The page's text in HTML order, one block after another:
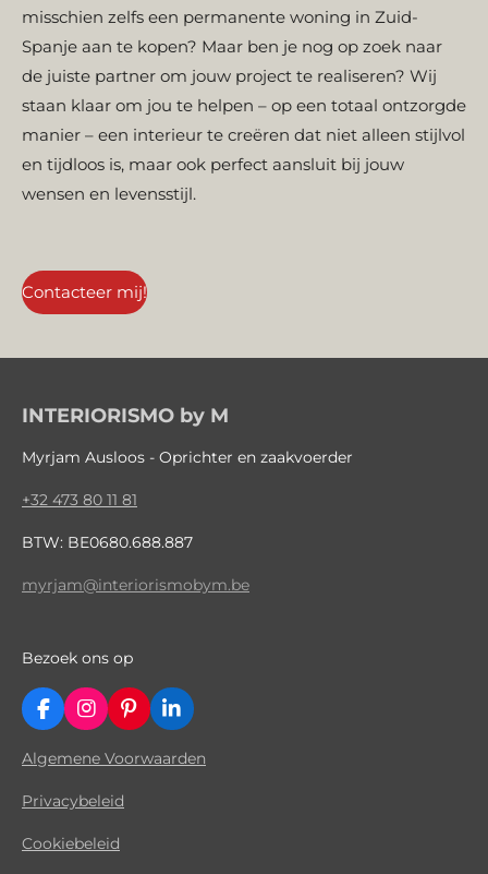
misschien zelfs een permanente woning in Zuid-
Spanje aan te kopen? Maar ben je nog op zoek naar
de juiste partner om jouw project te realiseren? Wij
staan klaar om jou te helpen – op een totaal ontzorgde
manier – een interieur te creëren dat niet alleen stijlvol
en tijdloos is, maar ook perfect aansluit bij jouw
wensen en levensstijl.
Contacteer mij!
INTERIORISMO by M
Myrjam Ausloos - Oprichter en zaakvoerder
+32 473 80 11 81
BTW: BE0680.688.887
myrjam@interiorismobym.be
Bezoek ons op
F
a
c
b
o
k
I
n
s
a
g
a
P
i
n
L
i
n
Algemene Voorwaarden
Privacybeleid
Cookiebeleid